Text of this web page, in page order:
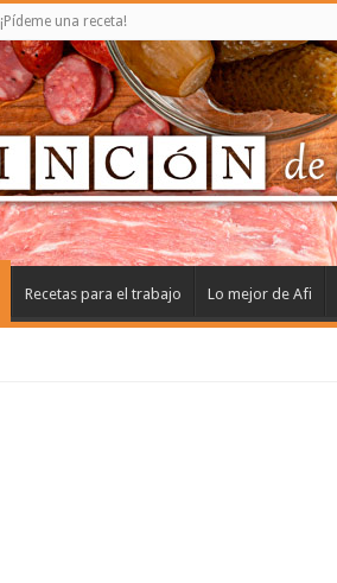
¡Pídeme una receta!
Recetas para el trabajo Lo mejor de Afi